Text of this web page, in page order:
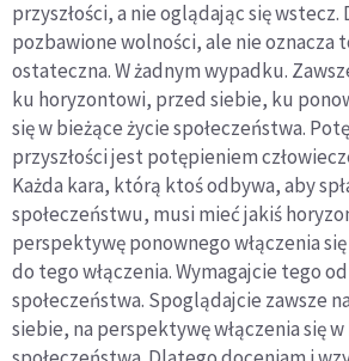
przyszłości, a nie oglądając się wstecz.
pozbawione wolności, ale nie oznacza
ostateczna. W żadnym wypadku.
ku horyzontowi, przed siebie, ku
się w bieżące życie społeczeństwa.
przyszłości jest potępieniem
Każda kara, którą ktoś odbywa, aby
społeczeństwu, musi mieć jakiś
perspektywę ponownego włączenia
do tego włączenia. Wymagajcie tego
społeczeństwa. Spoglądajcie zawsze
siebie, na perspektywę włączenia się